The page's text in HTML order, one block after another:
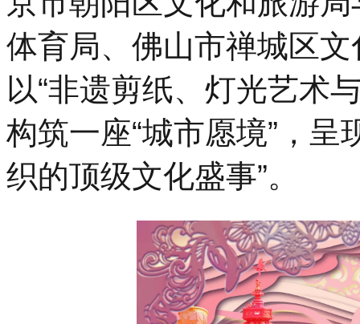
体育局、佛山市禅城区
以“非遗剪纸、灯光艺术
构筑一座“城市愿境”，呈
织的顶级文化盛事”。